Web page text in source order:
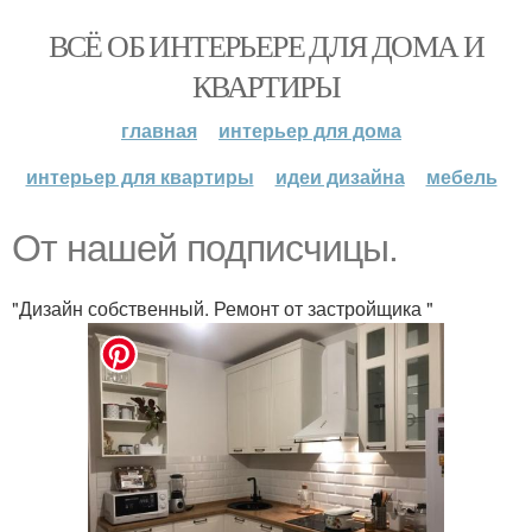
ВСЁ ОБ ИНТЕРЬЕРЕ ДЛЯ ДОМА И
КВАРТИРЫ
главная
интерьер для дома
интерьер для квартиры
идеи дизайна мебель
От нашей подписчицы.
"Дизайн собственный. Ремонт от застройщика "